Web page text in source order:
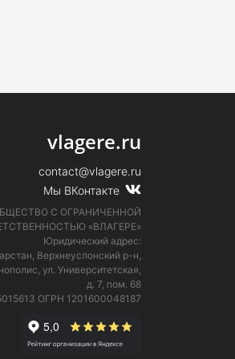
vlagere.ru
contact@vlagere.ru
Мы ВКонтакте
С ОГРАНИЧЕННОЙ
«ВЛАГЕРЕ»
Юридический адрес:
Верхнеуслонский р-н,
ул. Университетская,
д. 7, пом. 68
ОГРН 1201600048187